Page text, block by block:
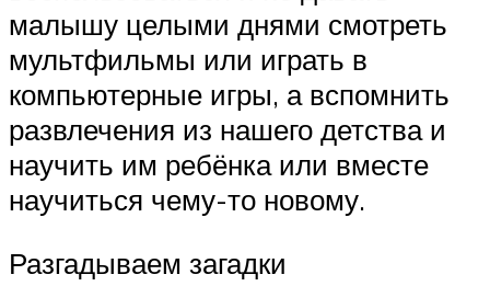
малышу целыми днями смотреть
мультфильмы или играть в
компьютерные игры, а вспомнить
развлечения из нашего детства и
научить им ребёнка или вместе
научиться чему-то новому.
Разгадываем загадки